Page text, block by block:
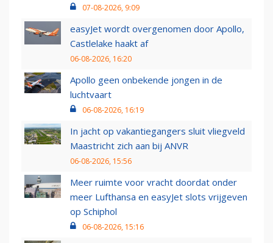
07-08-2026, 9:09
easyJet wordt overgenomen door Apollo,
Castlelake haakt af
06-08-2026, 16:20
Apollo geen onbekende jongen in de
luchtvaart
06-08-2026, 16:19
In jacht op vakantiegangers sluit vliegveld
Maastricht zich aan bij ANVR
06-08-2026, 15:56
Meer ruimte voor vracht doordat onder
meer Lufthansa en easyJet slots vrijgeven
op Schiphol
06-08-2026, 15:16